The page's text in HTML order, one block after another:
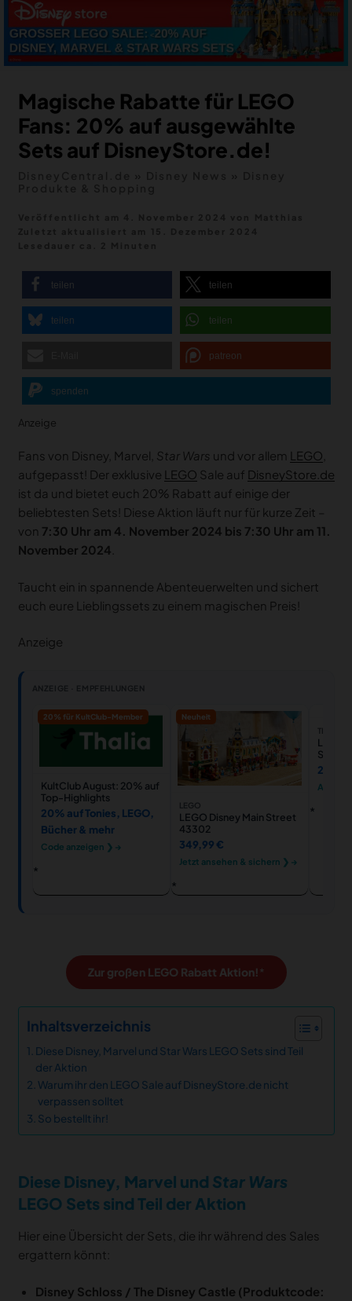
DEALS
MEIN HQ
50
Magische Rabatte für LEGO
Fans: 20% auf ausgewählte
Sets auf DisneyStore.de!
teilen teilen
teilen teilen
patreon
spenden
Anzeige
Fans von Disney, Marvel, Star Wars und vor allem LEGO
aufgepasst! Der exklusive
LEGO Sale auf DisneyStore.de
ist da und bietet euch 20% Rabatt auf einige der
beliebtesten Sets! Diese Aktion läuft nur für kurze Zeit –
von 7:30 Uhr am 4. November 2024 bis 7:30 Uhr am 11.
November 2024
Taucht ein in spannende Abenteuerwelten und sichert
euch eure Lieblingssets zu einem magischen Preis!
Anzeige
ANZEIGE · EMPFEHLUNGEN
20% für KultClub-Member
KultClub August: 20% auf
Top-Highlights
20% auf Tonies, LEGO,
Bücher & mehr
Code anzeigen ❯ →
Neuheit
LEGO
LEGO Disney Main Street
43302
349,99 €
Jetzt ansehen & sichern ❯ →
LEGO
für
24,49
Zur großen LEGO Rabatt Aktion!
Inhaltsverzeichnis
Diese Disney, Marvel und Star Wars LEGO Sets sind Teil
der Aktion
Warum ihr den LEGO Sale auf DisneyStore.de nicht
verpassen solltet
So bestellt ihr!
Diese Disney, Marvel und Star Wars
LEGO Sets sind Teil der Aktion
Hier eine Übersicht der Sets, die ihr während des Sales
ergattern könnt:
Disney Schloss / The Disney Castle (Produktcode: